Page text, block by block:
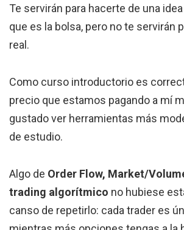
Te servirán para hacerte de una
que es la bolsa, pero no te servirán
real.
Como curso introductorio es
precio que estamos pagando a mí
gustado ver herramientas más
de estudio.
Algo de Order Flow, Market/
trading algorítmico no hubiese
canso de repetirlo: cada trader es